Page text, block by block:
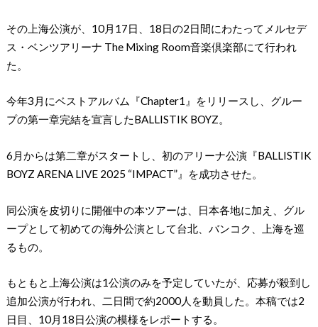
その上海公演が、10月17日、18日の2日間にわたってメルセデ
ス・ベンツアリーナ The Mixing Room音楽倶楽部にて行われ
た。
今年3月にベストアルバム『Chapter1』をリリースし、グルー
プの第一章完結を宣言したBALLISTIK BOYZ。
6月からは第二章がスタートし、初のアリーナ公演『BALLISTIK
BOYZ ARENA LIVE 2025 “IMPACT”』を成功させた。
同公演を皮切りに開催中の本ツアーは、日本各地に加え、グル
ープとして初めての海外公演として台北、バンコク、上海を巡
るもの。
もともと上海公演は1公演のみを予定していたが、応募が殺到し
追加公演が行われ、二日間で約2000人を動員した。本稿では2
日目、10月18日公演の模様をレポートする。